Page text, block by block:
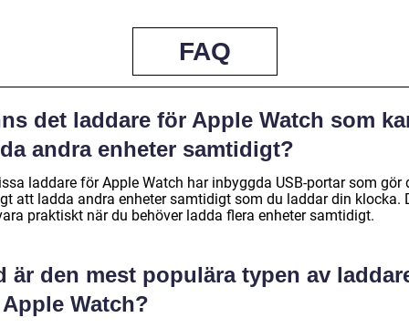
FAQ
det laddare för Apple Watch som
andra enheter samtidigt?
laddare för Apple Watch har inbyggda USB-portar som gör
att ladda andra enheter samtidigt som du laddar din klocka.
praktiskt när du behöver ladda flera enheter samtidigt.
är den mest populära typen av
Watch?